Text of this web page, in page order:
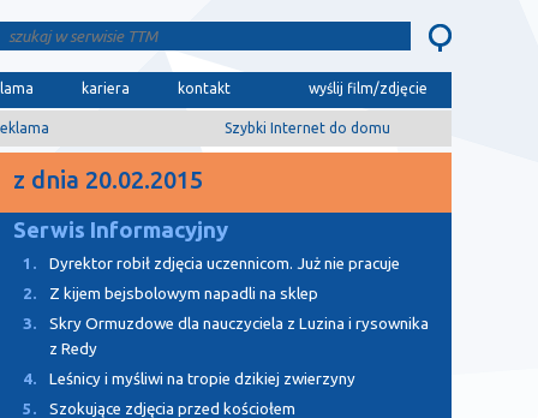
kariera kontakt wyślij film/zdjęcie
Szybki Internet do domu
z dnia 20.02.2015
Serwis Informacyjny
1.
Dyrektor robił zdjęcia uczennicom. Już nie pracuje
2.
Z kijem bejsbolowym napadli na sklep
3.
Skry Ormuzdowe dla nauczyciela z Luzina i rysownika
z Redy
4.
Leśnicy i myśliwi na tropie dzikiej zwierzyny
5.
Szokujące zdjęcia przed kościołem